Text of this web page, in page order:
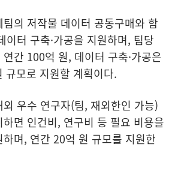
의 저작물 데이터 공동구매와 함
이터 구축·가공을 지원하며, 팀당
간 100억 원, 데이터 구축·가공은
규모로 지원할 계획이다.
우수 연구자(팀, 재외한인 가능)
면 인건비, 연구비 등 필요 비용을
며, 연간 20억 원 규모를 지원한